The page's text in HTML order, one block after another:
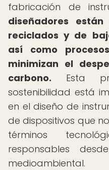
fabricación de
diseñadores
reciclados y de
así como
minimizan el
carbono. Esta
sostenibilidad está
en el diseño de
de dispositivos que
términos
responsables
medioambiental.